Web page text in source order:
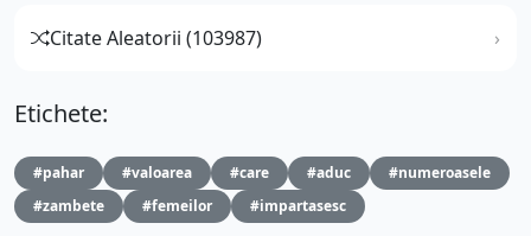
Citate Aleatorii (103987)
Etichete:
#pahar #valoarea #care #aduc
#numeroasele
#zambete
#femeilor #impartasesc